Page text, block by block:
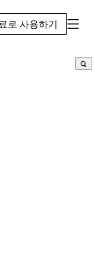
로 사용하기